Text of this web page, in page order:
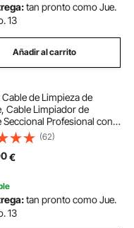
6l
tan pronto como Jue.
13
Añadir al carrito
Cable de Limpieza de
Cable Limpiador de
Seccional Profesional con 7
para Tuberías, Cable de
de Drenaje de
de Núcleo Hueco 435
mm
(62)
€
tan pronto como Jue.
13